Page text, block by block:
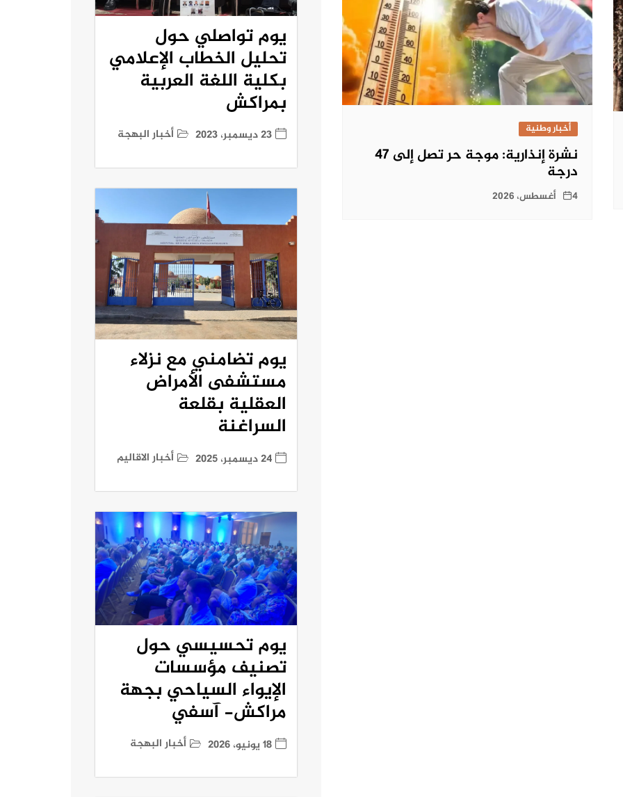
أخبار وطنية
نشرة إنذارية: موجة حر تصل إلى 47
درجة
4 أغسطس، 2026
يوم تواصلي حول
تحليل الخطاب الإعلامي
بكلية اللغة العربية
بمراكش
23 ديسمبر، 2023 أخبار البهجة
يوم تضامني مع نزلاء
مستشفى الأمراض
العقلية بقلعة
السراغنة
24 ديسمبر، 2025 أخبار الاقاليم
يوم تحسيسي حول
تصنيف مؤسسات
الإيواء السياحي بجهة
مراكش- آسفي
18 يونيو، 2026 أخبار البهجة